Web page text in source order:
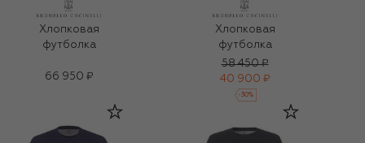
Хлопковая
футболка
66 950 ₽
Хлопковая
футболка
58 450 ₽
40 900 ₽
-30%